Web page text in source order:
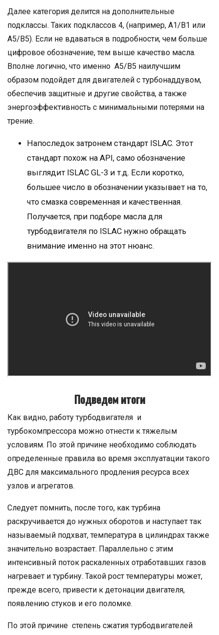
Далее категория делится на дополнительные
подклассы. Таких подклассов 4, (например, A1/B1 или
A5/B5). Если не вдаваться в подробности, чем больше
цифровое обозначение, тем выше качество масла.
Вполне логично, что именно A5/B5 наилучшим
образом подойдет для двигателей с турбонаддувом,
обеспечив защитные и другие свойства, а также
энергоэффективность с минимальными потерями на
трение.
Напоследок затронем стандарт ISLAC. Этот
стандарт похож на API, само обозначение
выглядит ISLAC GL-3 и т.д. Если коротко,
большее число в обозначении указывает на то,
что смазка современная и качественная.
Получается, при подборе масла для
турбодвигателя по ISLAC нужно обращать
внимание именно на этот нюанс.
Подведем итоги
Как видно, работу турбодвигателя и
турбокомпрессора можно отнести к тяжелым
условиям. По этой причине необходимо соблюдать
определенные правила во время эксплуатации такого
ДВС для максимального продления ресурса всех
узлов и агрегатов.
Следует помнить, после того, как турбина
раскручивается до нужных оборотов и наступает так
называемый подхват, температура в цилиндрах также
значительно возрастает. Параллельно с этим
интенсивный поток раскаленных отработавших газов
нагревает и турбину. Такой рост температуры может,
прежде всего, привести к детонации двигателя,
появлению стуков и его поломке.
По этой причине степень сжатия турбодвигателей